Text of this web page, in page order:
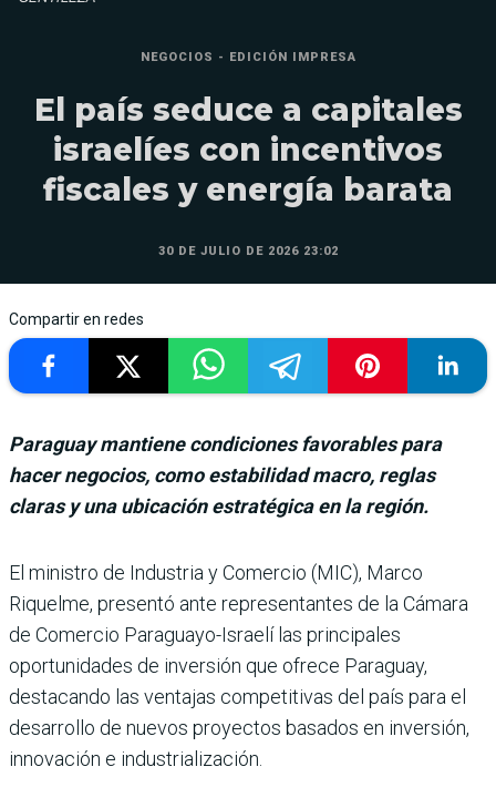
NEGOCIOS - EDICIÓN IMPRESA
El país seduce a capitales
israelíes con incentivos
fiscales y energía barata
30 DE JULIO DE 2026 23:02
Compartir en redes
Paraguay mantiene condiciones favorables para
hacer negocios, como estabilidad macro, reglas
claras y una ubicación estratégica en la región.
El ministro de Industria y Comercio (MIC), Marco
Riquelme, pre­sentó ante representantes de la Cámara
de Comercio Para­guayo-Israelí las principales
oportunidades de inversión que ofrece Paraguay,
destacando las ventajas competitivas del país para el
desarrollo de nuevos proyectos basados en inversión,
innovación e industrialización.